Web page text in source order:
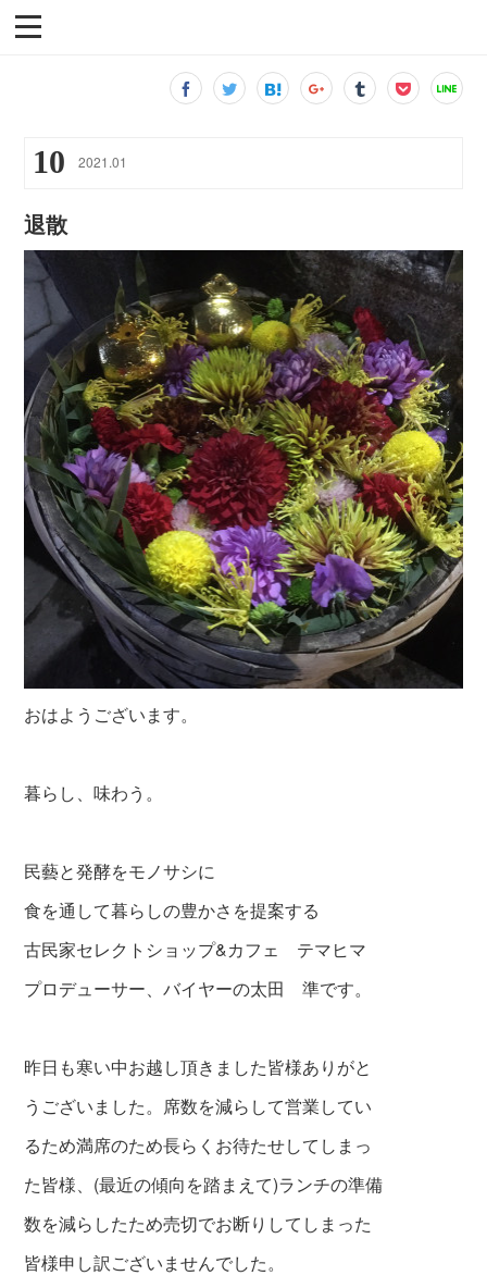
10 2021 .01
退散
おはようございます。
暮らし、味わう。
民藝と発酵をモノサシに
食を通して暮らしの豊かさを提案する
古民家セレクトショップ&カフェ テマヒマ
プロデューサー、バイヤーの太田 準です。
昨日も寒い中お越し頂きました皆様ありがと
うございました。席数を減らして営業してい
るため満席のため長らくお待たせしてしまっ
た皆様、(最近の傾向を踏まえて)ランチの準備
数を減ら したため売切でお断りしてしまった
皆様申し訳ございませんでした。